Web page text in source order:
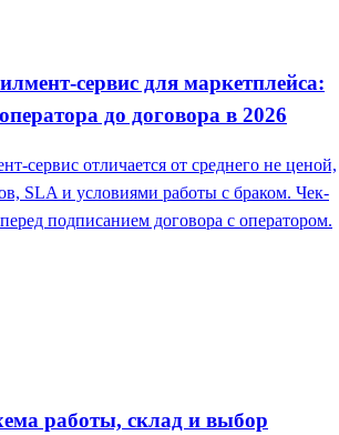
сервис для маркетплейса:
до договора в 2026
сервис отличается от среднего не ценой,
SLA и условиями работы с браком. Чек-
подписанием договора с оператором.
работы, склад и выбор